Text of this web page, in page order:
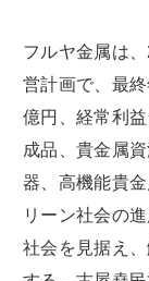
フルヤ金属は
営計画で、最
億円、経常利
成品、貴金属
器、高機能貴
リーン社会の
社会を見据え